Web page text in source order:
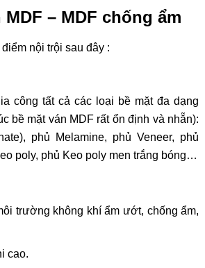
– MDF chống ẩm
nội trội sau đây :
công tất cả các loại bề mặt đa dạng
bề mặt ván MDF rất ổn định và nhẵn):
phủ Melamine, phủ Veneer, phủ
poly, phủ Keo poly men trắng bóng…
trường không khí ẩm ướt, chống ẩm,
cao.